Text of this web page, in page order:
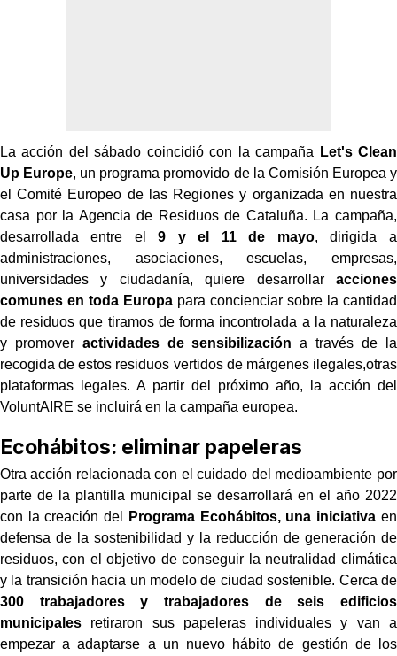
La acción del sábado coincidió con la campaña Let's Clean
Up Europe, un programa promovido de la Comisión Europea y
el Comité Europeo de las Regiones y organizada en nuestra
casa por la Agencia de Residuos de Cataluña. La campaña,
desarrollada entre el9 y el 11 de mayo, dirigida a
administraciones, asociaciones, escuelas, empresas,
universidades y ciudadanía, quiere desarrollar acciones
comunes en toda Europapara concienciar sobre la cantidad
de residuos que tiramos de forma incontrolada a la naturaleza
y promoveractividades de sensibilización a través de la
recogida de estos residuos vertidos de márgenes ilegales,otras
plataformas legales. A partir del próximo año, la acción del
VoluntAIRE se incluirá en la campaña europea.
Ecohábitos: eliminar papeleras
Otra acción relacionada con el cuidado del medioambiente por
parte de la plantilla municipal se desarrollará en el año 2022
con la creación del
Programa Ecohábitos, una iniciativa en
defensa de la sostenibilidad y la reducción de generación de
residuos, con el objetivo de conseguir la neutralidad climática
y la transición hacia un modelo de ciudad sostenible. Cerca de
300 trabajadores y trabajadores de seis edificios
municipales retiraron sus papeleras individuales y van a
empezar a adaptarse a un nuevo hábito de gestión de los